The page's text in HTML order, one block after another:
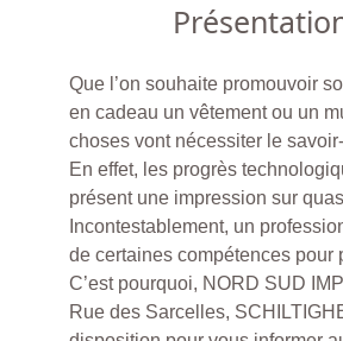
Que l’on souhaite promouvoir
en cadeau un vêtement ou un
choses vont nécessiter le
En effet, les progrès
présent une impression sur
Incontestablement, un
de certaines compétences pour
C’est pourquoi, NORD SUD
Rue des Sarcelles,